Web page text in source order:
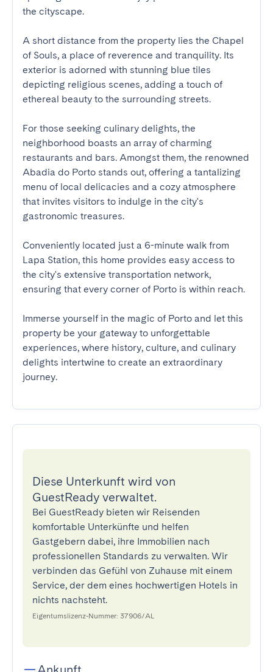
the cityscape.
A short distance from the property lies the Chapel
of Souls, a place of reverence and tranquility. Its
exterior is adorned with stunning blue tiles
depicting religious scenes, adding a touch of
ethereal beauty to the surrounding streets.
For those seeking culinary delights, the
neighborhood boasts an array of charming
restaurants and bars. Amongst them, the renowned
Abadia do Porto stands out, offering a tantalizing
menu of local delicacies and a cozy atmosphere
that invites visitors to indulge in the city's
gastronomic treasures.
Conveniently located just a 6-minute walk from
Lapa Station, this home provides easy access to
the city's extensive transportation network,
ensuring that every corner of Porto is within reach.
Immerse yourself in the magic of Porto and let this
property be your gateway to unforgettable
experiences, where history, culture, and culinary
delights intertwine to create an extraordinary
journey.
Diese Unterkunft wird von
GuestReady verwaltet.
Bei GuestReady bieten wir Reisenden
komfortable Unterkünfte und helfen
Gastgebern dabei, ihre Immobilien nach
professionellen Standards zu verwalten. Wir
verbinden das Gefühl von Zuhause mit einem
Service, der dem eines hochwertigen Hotels in
nichts nachsteht.
Eigentumslizenz-Nummer: 37906/AL